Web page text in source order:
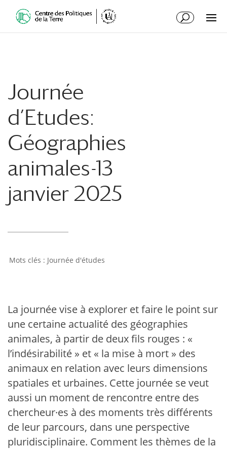
Journée
d’Etudes:
Géographies
animales-13
janvier 2025
Journée d'études
La journée vise à explorer et faire le point sur
une certaine actualité des géographies
animales, à partir de deux fils rouges : «
l’indésirabilité » et « la mise à mort » des
animaux en relation avec leurs dimensions
spatiales et urbaines. Cette journée se veut
aussi un moment de rencontre entre des
chercheur·es à des moments très différents
de leur parcours, dans une perspective
pluridisciplinaire. Comment les thèmes de la